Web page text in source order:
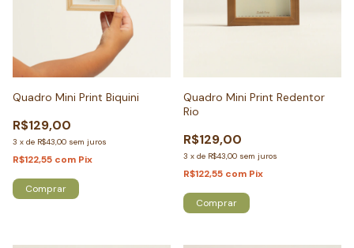
Quadro Mini Print Biquini
R$129,00
3 x de R$43,00 sem juros
R$122,55 com Pix
Comprar
Quadro Mini Print Redentor
Rio
R$129,00
3 x de R$43,00 sem juros
R$122,55 com Pix
Comprar